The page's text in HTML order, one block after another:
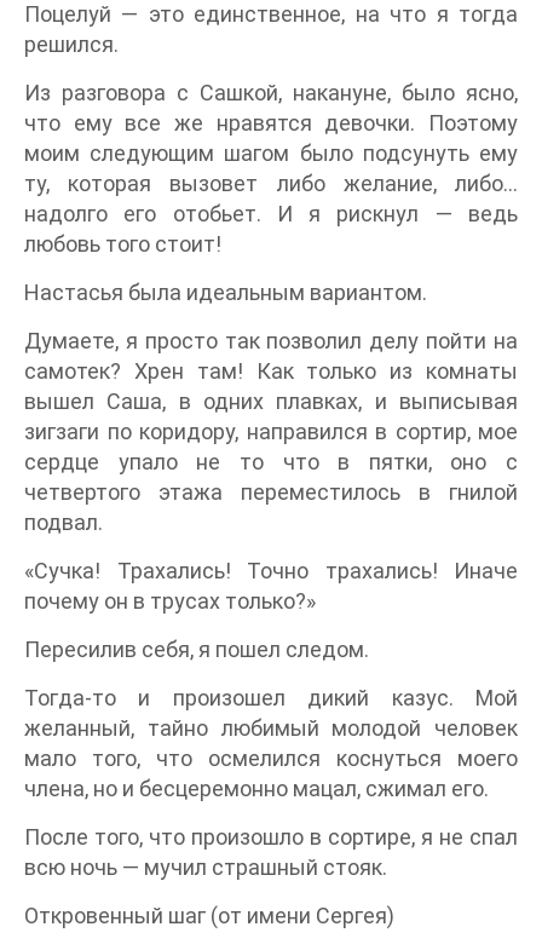
Поцелуй — это единственное, на что я тогда
решился.
Из разговора с Сашкой, накануне, было ясно,
что ему все же нравятся девочки. Поэтому
моим следующим шагом было подсунуть ему
ту, которая вызовет либо желание, либо…
надолго его отобьет. И я рискнул — ведь
любовь того стоит!
Настасья была идеальным вариантом.
Думаете, я просто так позволил делу пойти на
самотек? Хрен там! Как только из комнаты
вышел Саша, в одних плавках, и выписывая
зигзаги по коридору, направился в сортир, мое
сердце упало не то что в пятки, оно с
четвертого этажа переместилось в гнилой
подвал.
«Сучка! Трахались! Точно трахались! Иначе
почему он в трусах только?»
Пересилив себя, я пошел следом.
Тогда-то и произошел дикий казус. Мой
желанный, тайно любимый молодой человек
мало того, что осмелился коснуться моего
члена, но и бесцеремонно мацал, сжимал его.
После того, что произошло в сортире, я не спал
всю ночь — мучил страшный стояк.
Откровенный шаг (от имени Сергея)